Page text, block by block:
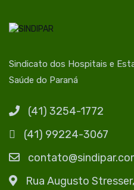
Sindicato dos Hospitais e
Saúde do Paraná
(41) 3254-1772
(41) 99224-3067
Rua Augusto